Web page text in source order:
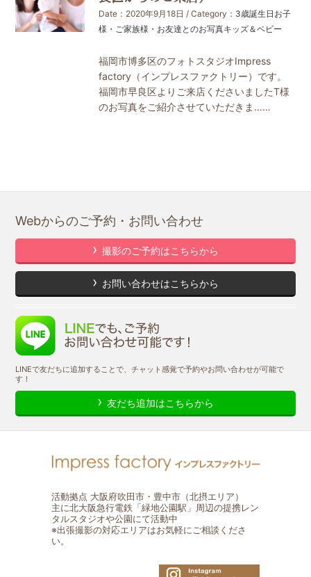
Date：2020年9月18日 / Category： 3歳誕生日 お子
様・ご家族様・お友達とのお写真キッズ＆ベビー
福岡市博多区のフォトスタジオImpress
factory（インプレスファクトリー）です。
福岡市早良区よりご来店くださいましたT様
のお写真をご紹介させていただきま……
Webからのご予約・お問い合わせ
撮影のご予約はこちらから
お問い合わせはこちらから
LINEで友だちに追加することで、チャット感覚で予約やお問い合わせが可能で
す！
友だち追加はこちらから
活動拠点 大阪府吹田市・豊中市（北摂エリア）
主に北大阪急行電鉄「緑地公園駅」周辺の提携レン
タルスタジオや公園にて活動中
※出張撮影の対応エリアはお気軽にご相談くださ
い。